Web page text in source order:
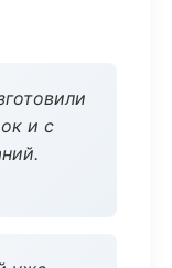
и с